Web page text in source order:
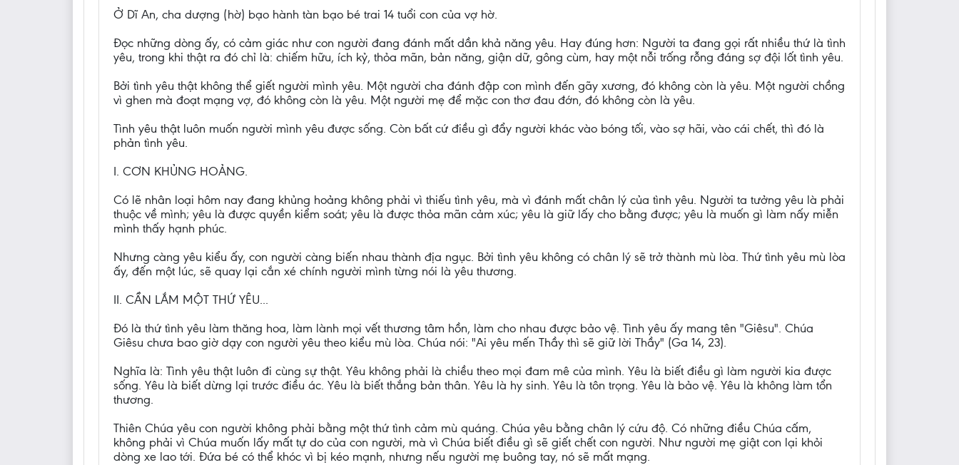
Ở Dĩ An, cha dượng (hờ) bạo hành tàn bạo bé trai 14 tuổi con của vợ hờ.
Đọc những dòng ấy, có cảm giác như con người đang đánh mất dần khả năng yêu. Hay đúng hơn: Người ta đang gọi rất nhiều thứ là tình
yêu, trong khi thật ra đó chỉ là: chiếm hữu, ích kỷ, thỏa mãn, bản năng, giận dữ, gông cùm, hay một nỗi trống rỗng đáng sợ đội lốt tình yêu.
Bởi tình yêu thật không thể giết người mình yêu. Một người cha đánh đập con mình đến gãy xương, đó không còn là yêu. Một người chồng
vì ghen mà đoạt mạng vợ, đó không còn là yêu. Một người mẹ để mặc con thơ đau đớn, đó không còn là yêu.
Tình yêu thật luôn muốn người mình yêu được sống. Còn bất cứ điều gì đẩy người khác vào bóng tối, vào sợ hãi, vào cái chết, thì đó là
phản tình yêu.
I. CƠN KHỦNG HOẢNG.
Có lẽ nhân loại hôm nay đang khủng hoảng không phải vì thiếu tình yêu, mà vì đánh mất chân lý của tình yêu. Người ta tưởng yêu là phải
thuộc về mình; yêu là được quyền kiểm soát; yêu là được thỏa mãn cảm xúc; yêu là giữ lấy cho bằng được; yêu là muốn gì làm nấy miễn
mình thấy hạnh phúc.
Nhưng càng yêu kiểu ấy, con người càng biến nhau thành địa ngục. Bởi tình yêu không có chân lý sẽ trở thành mù lòa. Thứ tình yêu mù lòa
ấy, đến một lúc, sẽ quay lại cắn xé chính người mình từng nói là yêu thương.
II. CẦN LẮM MỘT THỨ YÊU...
Đó là thứ tình yêu làm thăng hoa, làm lành mọi vết thương tâm hồn, làm cho nhau được bảo vệ. Tình yêu ấy mang tên "Giêsu". Chúa
Giêsu chưa bao giờ dạy con người yêu theo kiểu mù lòa. Chúa nói: "Ai yêu mến Thầy thì sẽ giữ lời Thầy" (Ga 14, 23).
Nghĩa là: Tình yêu thật luôn đi cùng sự thật. Yêu không phải là chiều theo mọi đam mê của mình. Yêu là biết điều gì làm người kia được
sống. Yêu là biết dừng lại trước điều ác. Yêu là biết thắng bản thân. Yêu là hy sinh. Yêu là tôn trọng. Yêu là bảo vệ. Yêu là không làm tổn
thương.
Thiên Chúa yêu con người không phải bằng một thứ tình cảm mù quáng. Chúa yêu bằng chân lý cứu độ. Có những điều Chúa cấm,
không phải vì Chúa muốn lấy mất tự do của con người, mà vì Chúa biết điều gì sẽ giết chết con người. Như người mẹ giật con lại khỏi
dòng xe lao tới. Đứa bé có thể khóc vì bị kéo mạnh, nhưng nếu người mẹ buông tay, nó sẽ mất mạng.